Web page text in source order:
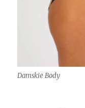
Damskie Body